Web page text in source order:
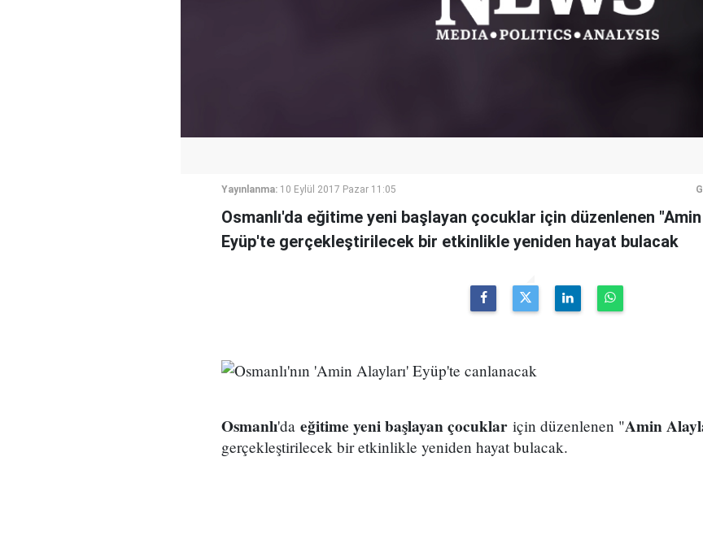
Yayınlanma: 10 Eylül 2017 Pazar 11:05
Osmanlı'da eğitime yeni başlayan çocuklar için düzenlenen
Eyüp'te gerçekleştirilecek bir etkinlikle yeniden hayat bulacak
Osmanlı'da eğitime yeni başlayan çocuklar için düzenlenen "Amin
gerçekleştirilecek bir etkinlikle yeniden hayat bulacak.